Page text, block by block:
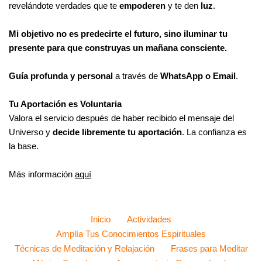
revelándote verdades que te empoderen y te den luz.
Mi objetivo no es predecirte el futuro, sino iluminar tu
presente para que construyas un mañana consciente.
Guía profunda y personal a través de WhatsApp o Email.
Tu Aportación es Voluntaria
Valora el servicio después de haber recibido el mensaje del
Universo y decide libremente tu aportación. La confianza es
la base.
Más información aquí
Inicio
Actividades
Amplía Tus Conocimientos Espirituales
Técnicas de Meditación y Relajación
Frases para Meditar